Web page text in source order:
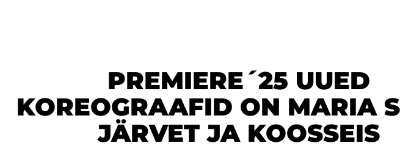
PREMIERE´25 UUED
KOREOGRAAFID ON MARIA
JÄRVET JA KOOSSEIS